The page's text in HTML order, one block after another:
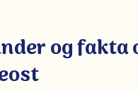
og fakta